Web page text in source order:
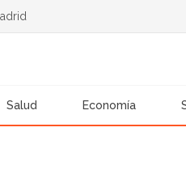
Salud Economía